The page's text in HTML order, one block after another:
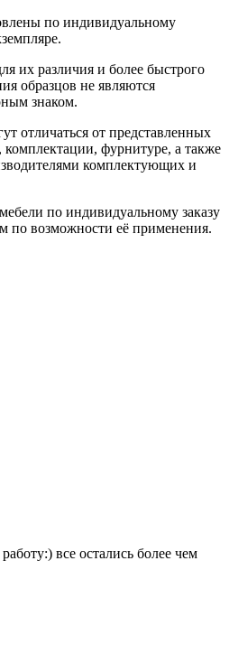
по индивидуальному
их различия и более быстрого
образцов не являются
знаком.
отличаться от представленных
комплектации, фурнитуре, а также
комплектующих и
по индивидуальному заказу
по возможности её применения.
все остались более чем